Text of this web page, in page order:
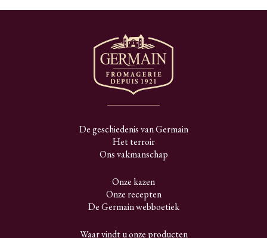
De geschiedenis van Germain
Het terroir
Ons vakmanschap
Onze kazen
Onze recepten
De Germain webboetiek
Waar vindt u onze producten